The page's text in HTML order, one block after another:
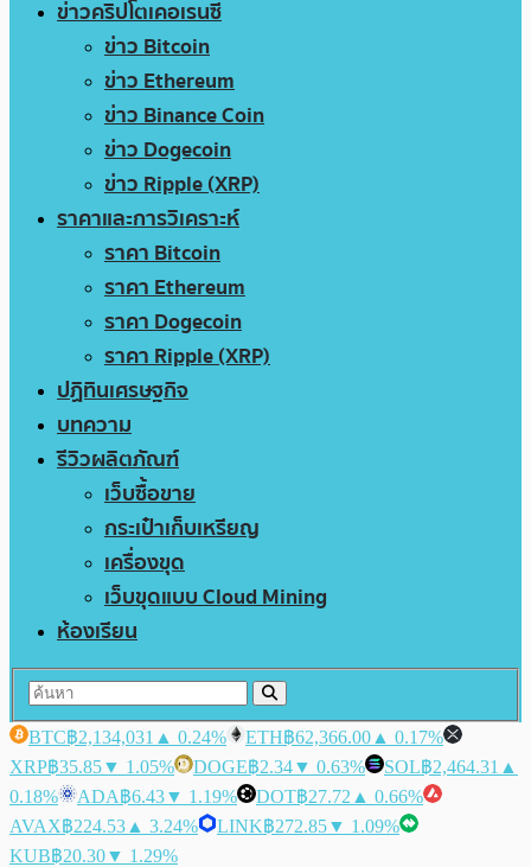
ข่าวคริปโตเคอเรนซี่
ข่าว Bitcoin
ข่าว Ethereum
ข่าว Binance Coin
ข่าว Dogecoin
ข่าว Ripple (XRP)
ราคาและการวิเคราะห์
ราคา Bitcoin
ราคา Ethereum
ราคา Dogecoin
ราคา Ripple (XRP)
ปฏิทินเศรษฐกิจ
บทความ
รีวิวผลิตภัณฑ์
เว็บซื้อขาย
กระเป๋าเก็บเหรียญ
เครื่องขุด
เว็บขุดแบบ Cloud Mining
ห้องเรียน
BTC฿2,134,031 ▲ 0.24% ETH฿62,366.00 ▲ 0.17%
XRP฿35.85▼ 1.05% DOGE฿2.34▼ 0.63% SOL฿2,464.31 ▲
0.18%
ADA฿6.43▼ 1.19% DOT฿27.72 ▲ 0.66%
AVAX฿224.53 ▲ 3.24% LINK฿272.85▼ 1.09%
KUB฿20.30▼ 1.29%